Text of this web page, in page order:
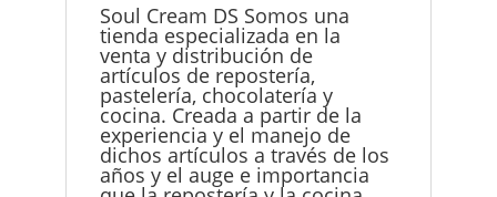
Soul Cream DS Somos una
tienda especializada en la
venta y distribución de
artículos de repostería,
pastelería, chocolatería y
cocina. Creada a partir de la
experiencia y el manejo de
dichos artículos a través de los
años y el auge e importancia